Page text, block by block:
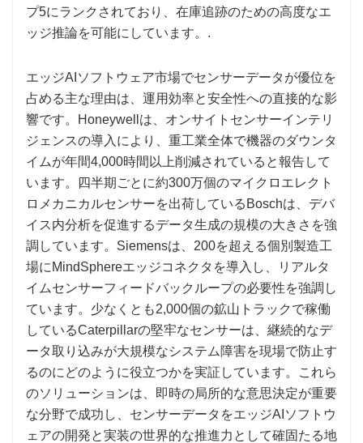
プ5にランクされており、在庫追跡のための高度なエ
ッジ推論を可能にしています。.
エッジAIソフトウェア市場でセンサーデータが優位を
占める主な理由は、運用効率と安全性への直接的な影
響です。Honeywellは、オンサイトセンサーインテリ
ジェンスの導入により、重工業全体で機器のダウンタ
イムが年間4,000時間以上削減されていると報告して
います。四半期ごとに約300万個のマイクロエレクト
ロメカニカルセンサーを出荷しているBoschは、デバ
イス内分析を促進するデータ生成の規模の大きさを強
調しています。Siemensは、200を超える個別製造工
場にMindSphereエッジコネクタを導入し、リアルタ
イムセンサーフィードバックループの必要性を強調し
ています。少なくとも2,000個の鉱山トラックで稼働
しているCaterpillarの堅牢なセンサーは、継続的なデ
ータ取り込みが大規模なシステム障害を現場で防止す
るのにどのように役立つかを実証しています。これら
のソリューションは、即時の局所的な意思決定が重要
な分野で成功し、センサーデータをエッジAIソフトウ
ェアの開発と実装の世界的な推進力として確固たる地